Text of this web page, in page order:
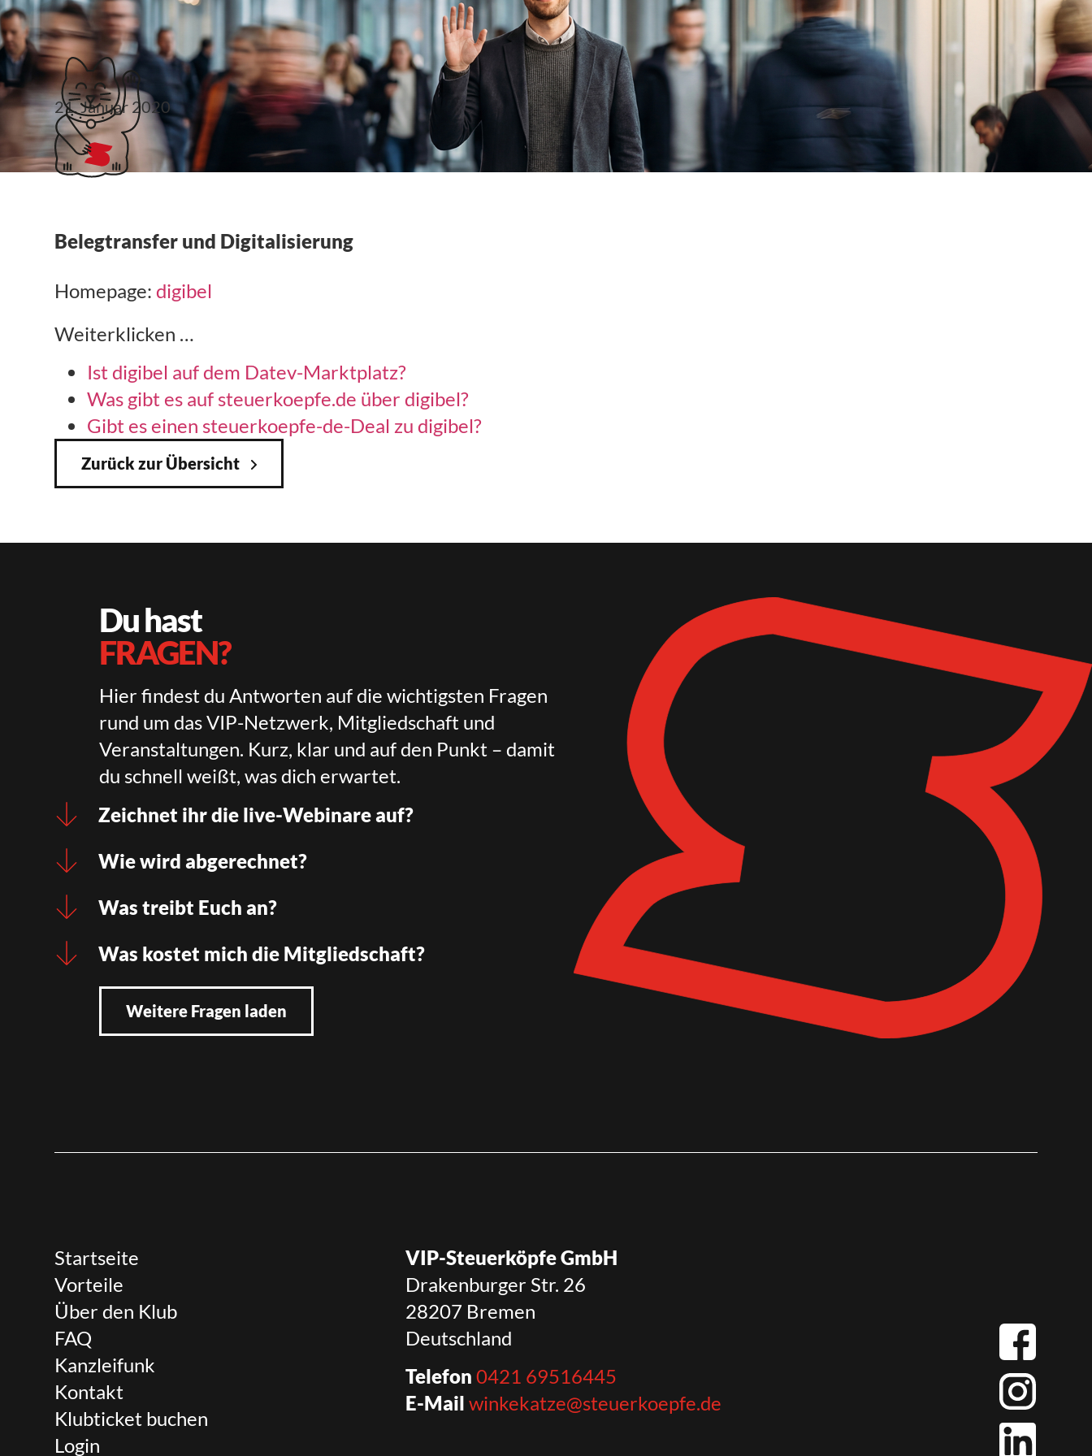
digibel
21. Januar 2020
Belegtransfer und Digitalisierung
Homepage:digibel
Weiterklicken …
Ist digibel auf dem Datev-Marktplatz?
Was gibt es auf steuerkoepfe.de über digibel?
Gibt es einen steuerkoepfe-de-Deal zu digibel?
Zurück zur Übersicht
Du hast
FRAGEN?
Hier findest du Antworten auf die wichtigsten Fragen
rund um das VIP-Netzwerk, Mitgliedschaft und
Veranstaltungen. Kurz, klar und auf den Punkt – damit
du schnell weißt, was dich erwartet.
Zeichnet ihr die live-Webinare auf?
Wie wird abgerechnet?
Was treibt Euch an?
Was kostet mich die Mitgliedschaft?
Weitere Fragen laden
Startseite
Vorteile
Über den Klub
FAQ
Kanzleifunk
Kontakt
Klubticket buchen
Login
VIP-Steuerköpfe GmbH
Drakenburger Str. 26
28207 Bremen
Deutschland
Telefon 0421 69516445
E-Mail winkekatze@steuerkoepfe.de